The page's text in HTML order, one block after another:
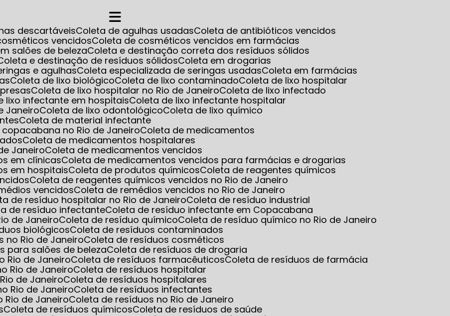
descartáveis Coleta de agulhas usadas
Coleta de antibióticos vencidos
vencidos
Coleta de cosméticos vencidos em farmácias
salões de beleza
Coleta e destinação correta dos resíduos sólidos
Coleta e destinação de resíduos sólidos
Coleta em drogarias
e agulhas
Coleta especializada de seringas usadas
Coleta em farmácias
Coleta de lixo biológico Coleta de lixo contaminado
Coleta de lixo hospitalar
Coleta de lixo hospitalar no Rio de Janeiro
Coleta de lixo infectado
lixo infectante em hospitais
Coleta de lixo infectante hospitalar
Janeiro
Coleta de lixo odontológico
Coleta de lixo químico
Coleta de material infectante
no Rio de Janeiro
Coleta de medicamentos
Coleta de medicamentos hospitalares
Janeiro
Coleta de medicamentos vencidos
em clínicas
Coleta de medicamentos vencidos para farmácias e drogarias
em hospitais
Coleta de produtos químicos
Coleta de reagentes químicos
Coleta de reagentes químicos vencidos no Rio de Janeiro
vencidos
Coleta de remédios vencidos no Rio de Janeiro
de resíduo hospitalar no Rio de Janeiro
Coleta de resíduo industrial
de resíduo infectante
Coleta de resíduo infectante em Copacabana
de Janeiro
Coleta de resíduo químico
Coleta de resíduo químico no Rio de Janeiro
biológicos
Coleta de resíduos contaminados
no Rio de Janeiro
Coleta de resíduos cosméticos
para salões de beleza
Coleta de resíduos de drogaria
Rio de Janeiro
Coleta de resíduos farmacêuticos
Coleta de resíduos de farmácia
Rio de Janeiro
Coleta de resíduos hospitalar
de Janeiro
Coleta de resíduos hospitalares
Rio de Janeiro
Coleta de resíduos infectantes
Rio de Janeiro
Coleta de resíduos no Rio de Janeiro
Coleta de resíduos químicos
Coleta de resíduos de saúde